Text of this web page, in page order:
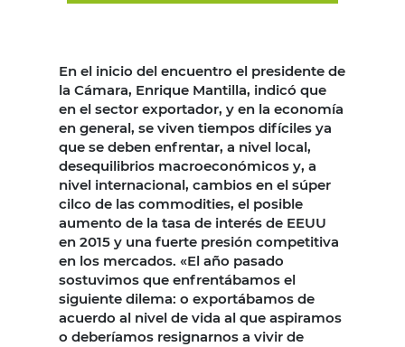
En el inicio del encuentro el presidente de
la Cámara, Enrique Mantilla, indicó que
en el sector exportador, y en la economía
en general, se viven tiempos difíciles ya
que se deben enfrentar, a nivel local,
desequilibrios macroeconómicos y, a
nivel internacional, cambios en el súper
cilco de las commodities, el posible
aumento de la tasa de interés de EEUU
en 2015 y una fuerte presión competitiva
en los mercados. «El año pasado
sostuvimos que enfrentábamos el
siguiente dilema: o exportábamos de
acuerdo al nivel de vida al que aspiramos
o deberíamos resignarnos a vivir de